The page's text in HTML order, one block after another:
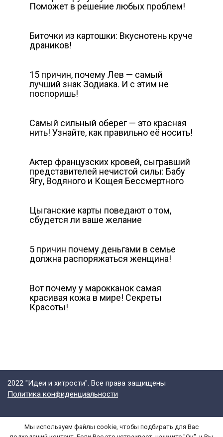
Поможет в решение любых проблем!
Биточки из картошки: Вкуснотень круче
драников!
15 причин, почему Лев — самый
лучший знак Зодиака. И с этим не
поспоришь!
Самый сильный оберег — это красная
нить! Узнайте, как правильно её носить!
Актер французских кровей, сыгравший
представителей нечистой силы: Бабу
Ягу, Водяного и Кощея Бессмертного
Цыганские карты поведают о том,
сбудется ли ваше желание
5 причин почему деньгами в семье
должна распоряжаться женщина!
Вот почему у марокканок самая
красивая кожа в мире! Секреты
Красоты!
2022 "Идеи и хитрости". Все права защищены
Политика конфиденциальности
Все права на текст и графические изображения принадлежат их
Мы используем файлы cookie, чтобы подбирать для Вас